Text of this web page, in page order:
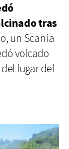
tras
un Scania
volcado
lugar del